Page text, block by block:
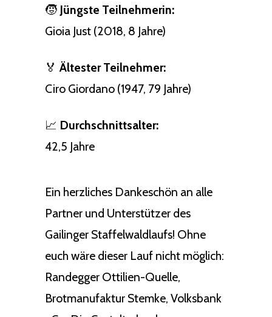
🧒 Jüngste Teilnehmerin:
Gioia Just (2018, 8 Jahre)
🏅 Ältester Teilnehmer:
Ciro Giordano (1947, 79 Jahre)
📈 Durchschnittsalter:
42,5 Jahre
Ein herzliches Dankeschön an alle
Partner und Unterstützer des
Gailinger Staffelwaldlaufs! Ohne
euch wäre dieser Lauf nicht möglich:
Randegger Ottilien-Quelle,
Brotmanufaktur Stemke, Volksbank